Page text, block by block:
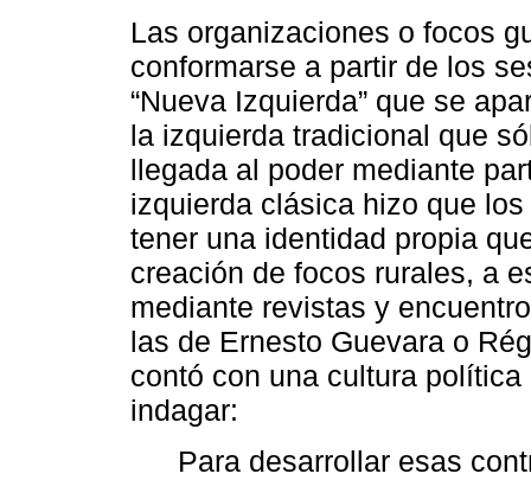
Las organizaciones o focos
conformarse a partir de los
“Nueva Izquierda” que se
la izquierda tradicional que
llegada al poder mediante
izquierda clásica hizo que
tener una identidad propia
creación de focos rurales, a
mediante revistas y
las de Ernesto Guevara o
contó con una cultura
indagar:
Para desarrollar esas